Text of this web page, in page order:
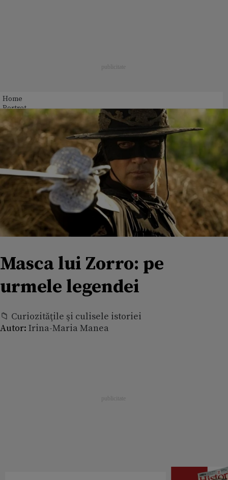
Home
Portret
Masca lui Zorro: pe
urmele legendei
📁 Curiozităţile şi culisele istoriei
Autor: Irina-Maria Manea